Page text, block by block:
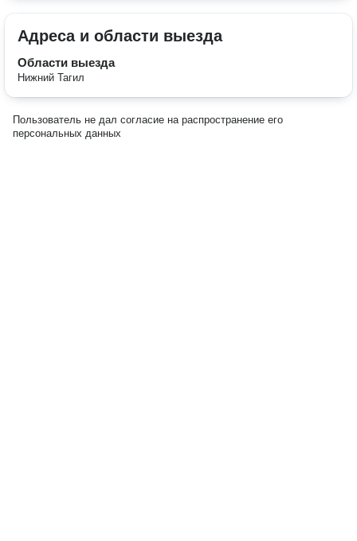
Адреса и области выезда
Области выезда
Нижний Тагил
Пользователь не дал согласие на распространение его
персональных данных